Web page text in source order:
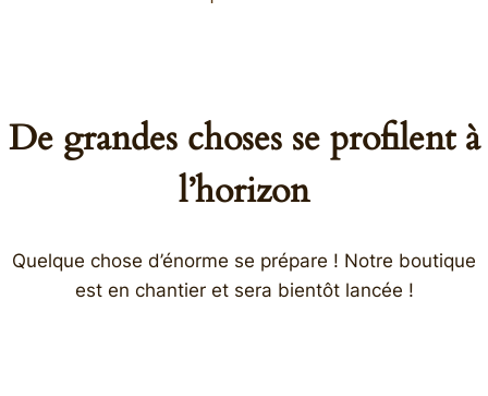
De grandes choses se profilent à
l’horizon
Quelque chose d’énorme se prépare ! Notre boutique
est en chantier et sera bientôt lancée !